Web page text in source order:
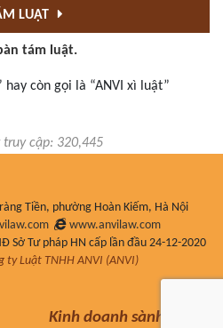
LUẬT
tám luật.
còn gọi là “ANVI xì luật”
cập: 320,445
Tiền, phường Hoàn Kiếm, Hà Nội
www.anvilaw.com
Sở Tư pháp HN cấp lần đầu 24-12-2020
ty Luật TNHH ANVI (ANVI)
Kinh doanh sành luật!